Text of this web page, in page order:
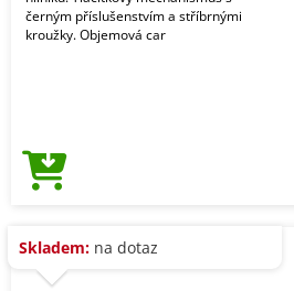
černým příslušenstvím a stříbrnými
kroužky. Objemová car
Skladem: na dotaz